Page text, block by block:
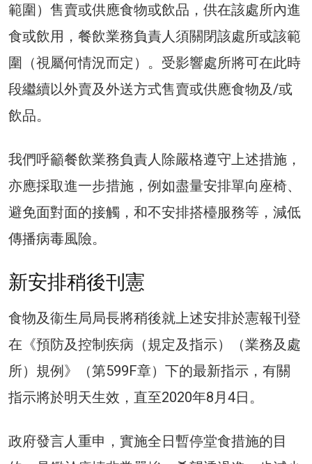
範圍）售賣或供應食物或飲品，供在該處所內進
食或飲用，餐飲業務負責人須關閉該處所或該範
圍（視屬何情況而定）。受影響處所將可在此時
段繼續以外賣及外送方式售賣或供應食物及/或
飲品。
我們呼籲餐飲業務負責人除嚴格遵守上述措施，
亦應採取進一步措施，例如盡量安排單向座椅、
避免面對面的接觸，和不安排搭檯服務等，減低
傳播病毒風險。
新安排稍後刊憲
食物及衞生局局長將稍後就上述安排於憲報刊登
在《預防及控制疾病（規定及指示）（業務及處
所）規例》（第599F章）下的最新指示，有關
指示將於明天生效，直至2020年8月4日。
政府發言人重申，實施全日暫停堂食措施的目